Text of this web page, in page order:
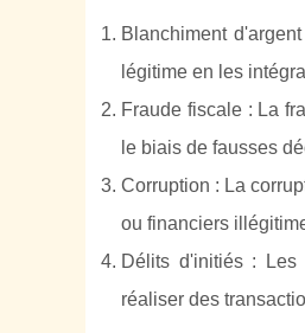
Blanchiment
légitime en les
Fraude fiscale : La
le biais de fausses
Corruption : La
ou financiers
Délits d'initiés : Les
réaliser des